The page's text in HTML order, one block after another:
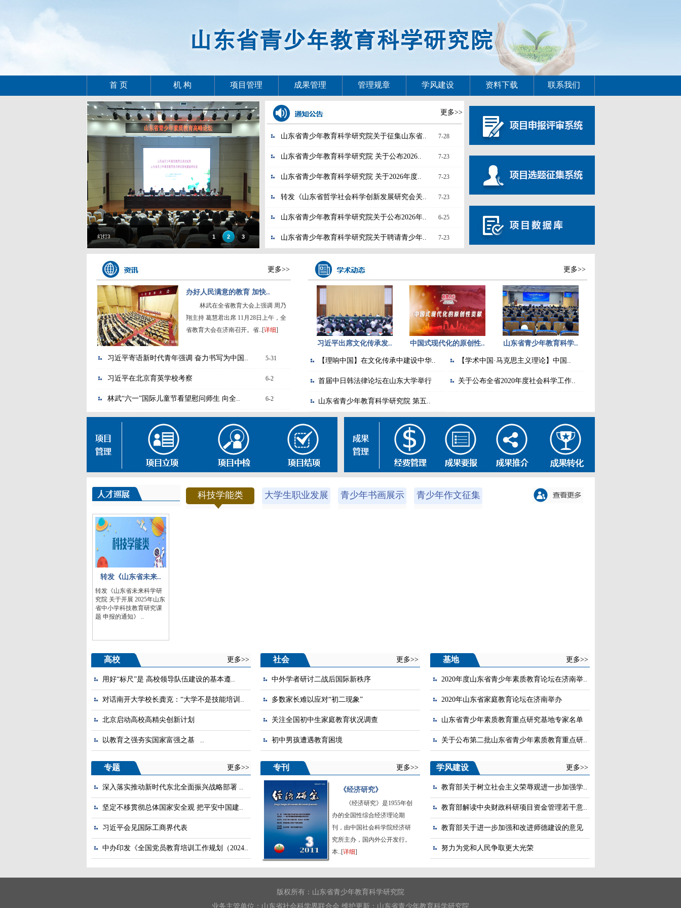
首 页 机 构 项目管理 成果管理 管理规章 学风建设 资料下载 联系我们
幻灯3 1 2 3
更多>>
山东省青少年教育科学研究院关于征集山东省.. 7-28
山东省青少年教育科学研究院 关于公布2026.. 7-23
山东省青少年教育科学研究院 关于2026年度.. 7-23
转发《山东省哲学社会科学创新发展研究会关.. 7-23
山东省青少年教育科学研究院关于公布2026年.. 6-25
山东省青少年教育科学研究院关于聘请青少年.. 7-23
更多>>
办好人民满意的教育 加快..
林武在全省教育大会上强调 周乃
翔主持 葛慧君出席 11月28日上午，全
省教育大会在济南召开。省..[详细]
习近平寄语新时代青年强调 奋力书写为中国.. 5-31
习近平在北京育英学校考察 6-2
林武“六一”国际儿童节看望慰问师生 向全.. 6-2
更多>>
习近平出席文化传承发.. 中国式现代化的原创性.. 山东省青少年教育科学..
【理响中国】在文化传承中建设中华.. 【学术中国·马克思主义理论】中国..
首届中日韩法律论坛在山东大学举行 关于公布全省2020年度社会科学工作..
山东省青少年教育科学研究院 第五..
科技学能类 大学生职业发展 青少年书画展示 青少年作文征集
转发《山东省未来..
转发《山东省未来科学研
究院 关于开展 2025年山东
省中小学科技教育研究课
题 申报的通知》 ..
高校 更多>>
用好“标尺”是 高校领导队伍建设的基本遵..
对话南开大学校长龚克：“大学不是技能培训..
北京启动高校高精尖创新计划
以教育之强夯实国家富强之基 ..
社会 更多>>
中外学者研讨二战后国际新秩序
多数家长难以应对“初二现象”
关注全国初中生家庭教育状况调查
初中男孩遭遇教育困境
基地 更多>>
2020年度山东省青少年素质教育论坛在济南举..
2020年山东省家庭教育论坛在济南举办
山东省青少年素质教育重点研究基地专家名单
关于公布第二批山东省青少年素质教育重点研..
专题 更多>>
深入落实推动新时代东北全面振兴战略部署 ..
坚定不移贯彻总体国家安全观 把平安中国建..
习近平会见国际工商界代表
中办印发《全国党员教育培训工作规划（2024..
专刊 更多>>
《经济研究》
《经济研究》是1955年创
办的全国性综合经济理论期
刊，由中国社会科学院经济研
究所主办，国内外公开发行。
本..[详细]
学风建设 更多>>
教育部关于树立社会主义荣辱观进一步加强学..
教育部解读中央财政科研项目资金管理若干意..
教育部关于进一步加强和改进师德建设的意见
努力为党和人民争取更大光荣
版权所有：山东省青少年教育科学研究院
业务主管单位：山东省社会科学界联合会 维护更新：山东省青少年教育科学研究院